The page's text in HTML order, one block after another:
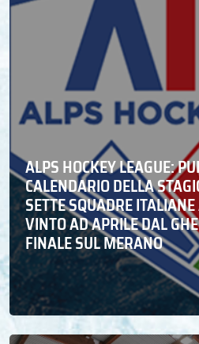
ALPS HOCKEY LEAGUE:
CALENDARIO DELLA
SETTE SQUADRE
VINTO AD APRILE DAL
FINALE SUL MERANO